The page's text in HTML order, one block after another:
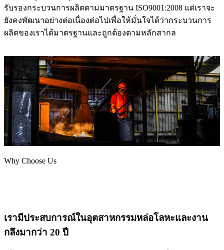
รับรองกระบวนการผลิตตามมาตรฐาน ISO9001:2008 แต่เราจะ
ยังคงพัฒนาอย่างต่อเนื่องต่อไปเพื่อให้มั่นใจได้ว่ากระบวนการ
ผลิตของเราได้มาตรฐานและถูกต้องตามหลักสากล
Why Choose Us
เรามีประสบการณ์ในอุตสาหกรรมหล่อโลหะและงาน
กลึงมากว่า 20 ปี